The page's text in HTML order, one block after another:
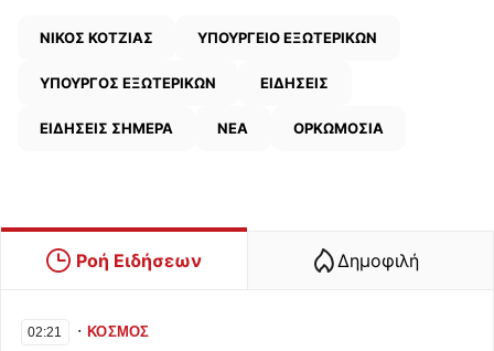
ΝΙΚΟΣ ΚΟΤΖΙΑΣ ΥΠΟΥΡΓΕΙΟ ΕΞΩΤΕΡΙΚΩΝ
ΥΠΟΥΡΓΟΣ ΕΞΩΤΕΡΙΚΩΝ ΕΙΔΗΣΕΙΣ
ΕΙΔΗΣΕΙΣ ΣΗΜΕΡΑ ΝΕΑ ΟΡΚΩΜΟΣΙΑ
Ροή Ειδήσεων Δημοφιλή
02:21 ∙ΚΟΣΜΟΣ